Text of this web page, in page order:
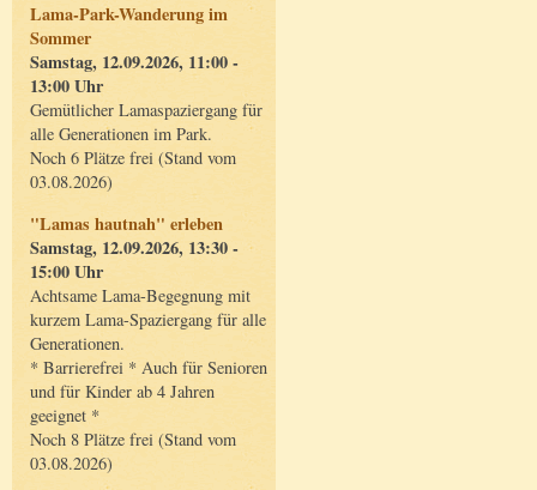
Lama-Park-Wanderung im
Sommer
Samstag, 12.09.2026, 11:00 -
13:00 Uhr
Gemütlicher Lamaspaziergang für
alle Generationen im Park.
Noch 6 Plätze frei (Stand vom
03.08.2026)
"Lamas hautnah" erleben
Samstag, 12.09.2026, 13:30 -
15:00 Uhr
Achtsame Lama-Begegnung mit
kurzem Lama-Spaziergang für alle
Generationen.
* Barrierefrei * Auch für Senioren
und für Kinder ab 4 Jahren
geeignet *
Noch 8 Plätze frei (Stand vom
03.08.2026)